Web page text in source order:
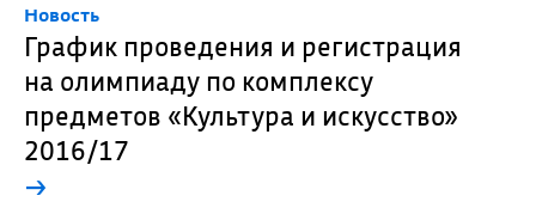
Новость
График проведения и регистрация
на олимпиаду по комплексу
предметов «Культура и искусство»
2016/17
→